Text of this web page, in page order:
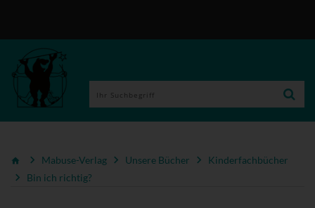
Mabuse-Verlag Unsere Bücher
Kinderfachbücher
Bin ich richtig?